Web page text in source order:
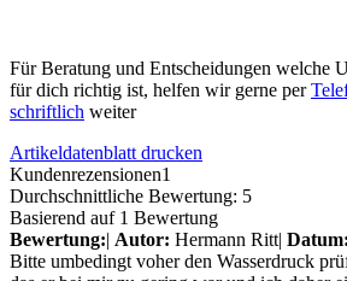
Für Beratung und Entscheidungen welche
für dich richtig ist, helfen wir gerne per
schriftlich weiter
Artikeldatenblatt drucken
Kundenrezensionen1
Durchschnittliche Bewertung: 5
Basierend auf 1 Bewertung
Bewertung:| Autor: Hermann Ritt| Datum:
Bitte umbedingt voher den Wasserdruck